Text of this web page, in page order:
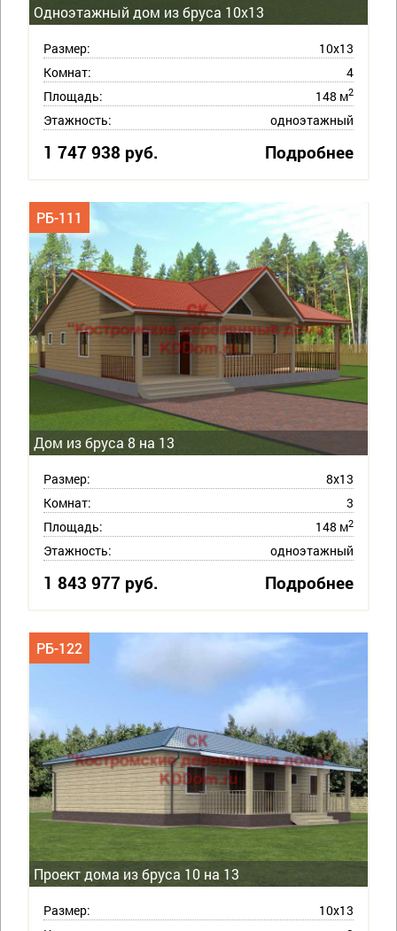
Одноэтажный дом из бруса 10х13
Размер:
10х13
Комнат:
4
Площадь:
148 м2
Этажность: одноэтажный
1 747 938 руб. Подробнее
Дом из бруса 8 на 13
РБ-111
Размер:
8х13
Комнат:
3
Площадь:
148 м2
Этажность: одноэтажный
1 843 977 руб. Подробнее
Проект дома из бруса 10 на 13
РБ-122
Размер:
10х13